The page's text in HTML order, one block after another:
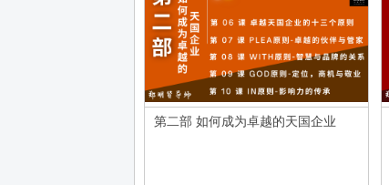
第二部 如何成为卓越的天国企业